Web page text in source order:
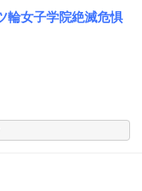
輪女子学院絶滅危惧